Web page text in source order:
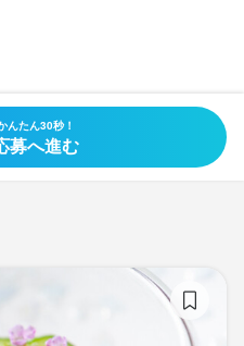
んたん30秒！
募へ進む